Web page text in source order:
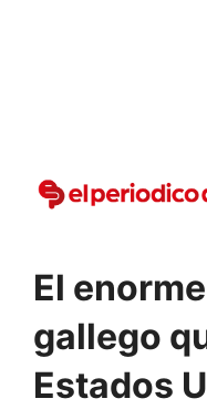
El
gallego
Estados